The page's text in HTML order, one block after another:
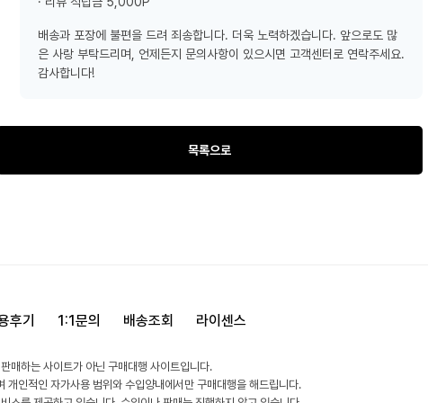
배송과 포장에 불편을 드려 죄송합니다. 더욱 노력하겠습니다. 앞으로도 많
은 사랑 부탁드리며, 언제든지 문의사항이 있으시면 고객센터로 연락주세요.
감사합니다!
목록으로
후기 1:1문의 배송조회 라이센스
매하는 사이트가 아닌 구매대행 사이트입니다.
개인적인 자가사용 범위와 수입양내에서만 구매대행을 해드립니다.